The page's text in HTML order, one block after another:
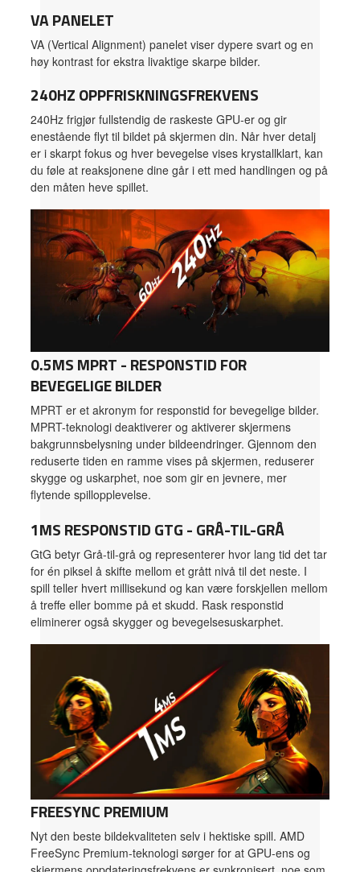
VA PANELET
VA (Vertical Alignment) panelet viser dypere svart og en
høy kontrast for ekstra livaktige skarpe bilder.
240HZ OPPFRISKNINGSFREKVENS
240Hz frigjør fullstendig de raskeste GPU-er og gir
enestående flyt til bildet på skjermen din. Når hver detalj
er i skarpt fokus og hver bevegelse vises krystallklart, kan
du føle at reaksjonene dine går i ett med handlingen og på
den måten heve spillet.
0.5MS MPRT - RESPONSTID FOR
BEVEGELIGE BILDER
MPRT er et akronym for responstid for bevegelige bilder.
MPRT-teknologi deaktiverer og aktiverer skjermens
bakgrunnsbelysning under bildeendringer. Gjennom den
reduserte tiden en ramme vises på skjermen, reduserer
skygge og uskarphet, noe som gir en jevnere, mer
flytende spillopplevelse.
1MS RESPONSTID GTG - GRÅ-TIL-GRÅ
GtG betyr Grå-til-grå og representerer hvor lang tid det tar
for én piksel å skifte mellom et grått nivå til det neste. I
spill teller hvert millisekund og kan være forskjellen mellom
å treffe eller bomme på et skudd. Rask responstid
eliminerer også skygger og bevegelsesuskarphet.
FREESYNC PREMIUM
Nyt den beste bildekvaliteten selv i hektiske spill. AMD
FreeSync Premium-teknologi sørger for at GPU-ens og